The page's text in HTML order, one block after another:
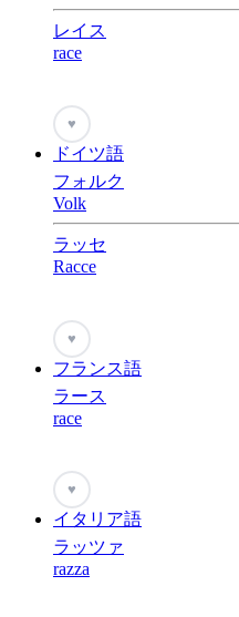
レイス
race
♥
ドイツ語
フォルク
Volk
ラッセ
Racce
♥
フランス語
ラース
race
♥
イタリア語
ラッツァ
razza